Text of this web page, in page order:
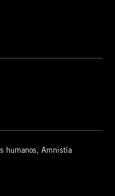
humanos, Amnistía